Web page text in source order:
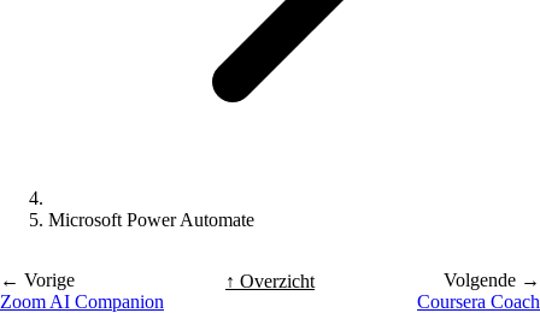
Microsoft Power Automate
← Vorige
Zoom AI Companion
↑ Overzicht
Volgende →
Coursera Coach